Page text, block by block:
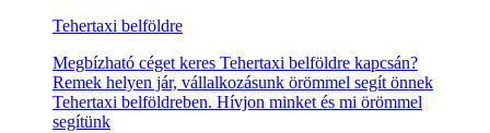
Tehertaxi belföldre
Megbízható céget keres Tehertaxi belföldre kapcsán?
Remek helyen jár, vállalkozásunk örömmel segít önnek
Tehertaxi belföldreben. Hívjon minket és mi örömmel
segítünk